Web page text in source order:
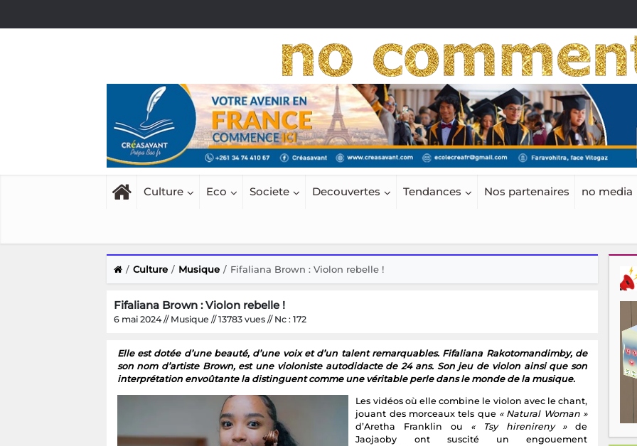
Culture Eco Societe Decouvertes Tendances Nos partenaires no media
Culture Musique Fifaliana Brown : Violon rebelle !
Fifaliana Brown : Violon rebelle !
6 mai 2024 // Musique // 13783 vues // Nc : 172
Elle est dotée d’une beauté, d’une voix et d’un talent remarquables. Fifaliana Rakotomandimby, de
son nom d’artiste Brown, est une violoniste autodidacte de 24 ans. Son jeu de violon ainsi que son
interprétation envoûtante la distinguent comme une véritable perle dans le monde de la musique.
Les vidéos où elle combine le violon avec le chant,
jouant des morceaux tels que « Natural Woman »
d’Aretha Franklin ou « Tsy hirenireny »de
Jaojaoby ont suscité un engouement